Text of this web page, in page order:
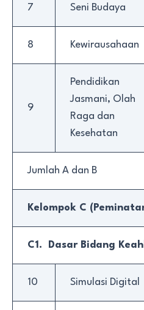
7 Seni Budaya
8 Kewirausahaan
9
Pendidikan
Jasmani, Olah
Raga dan
Kesehatan
Jumlah A dan B
Kelompok C
C1. Dasar Bidang
10 Simulasi Digital